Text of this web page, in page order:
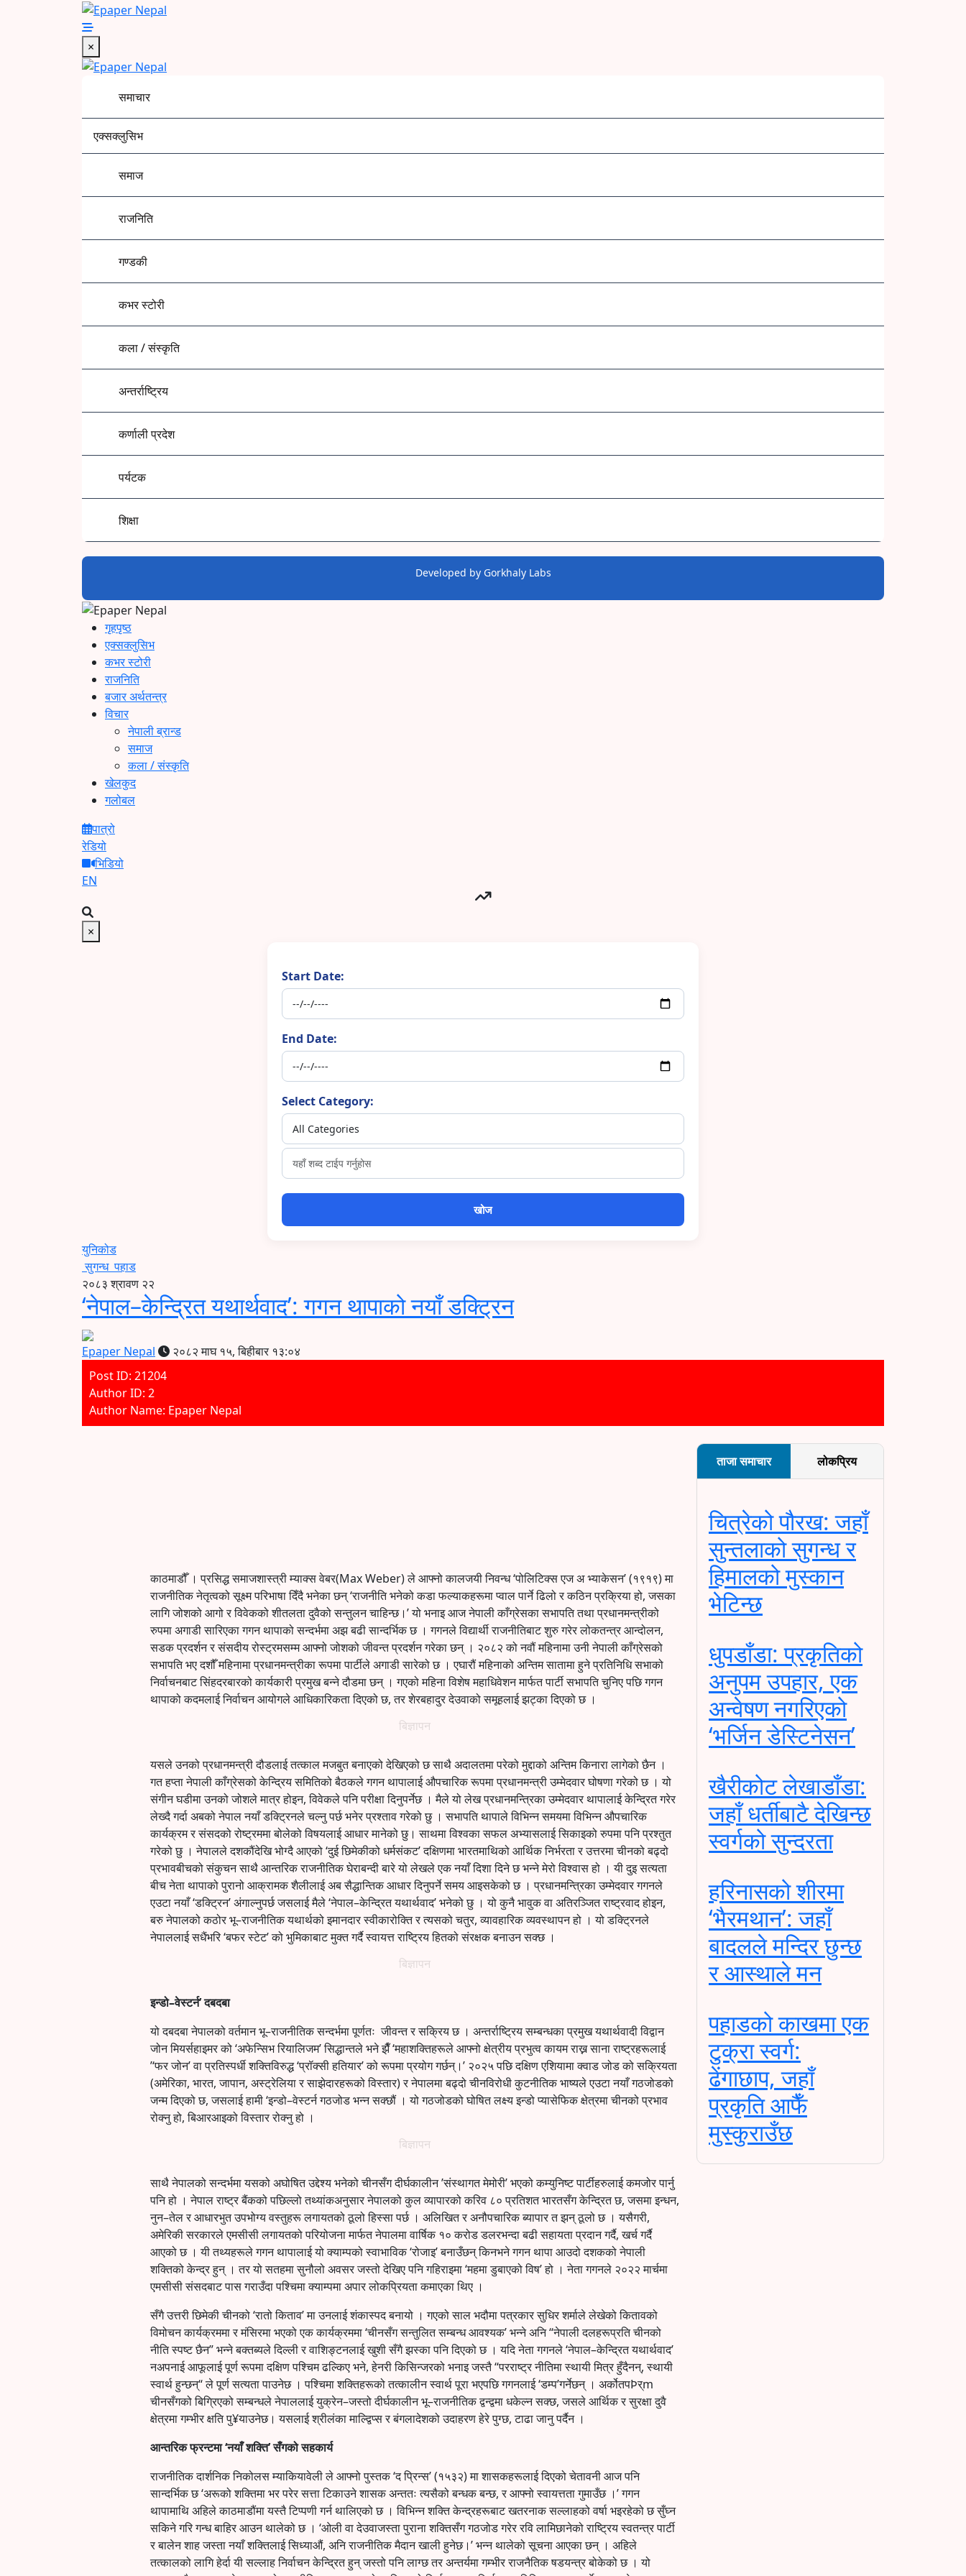
Epaper Nepal
×
समाचार
एक्सक्लुसिभ
समाज
राजनिति
गण्डकी
कभर स्टोरी
कला / संस्कृति
अन्तर्राष्ट्रिय
कर्णाली प्रदेश
पर्यटक
शिक्षा
Developed by Gorkhaly Labs
गृहपृष्ठ
एक्सक्लुसिभ
कभर स्टोरी
राजनिति
बजार अर्थतन्त्र
विचार
नेपाली ब्रान्ड
समाज
कला / संस्कृति
खेलकुद
गलोबल
पात्रो
रेडियो
भिडियो
EN
×
Start Date:
End Date:
Select Category:
युनिकोड
सुगन्ध पहाड
२०८३ श्रावण २२
‘नेपाल–केन्द्रित यथार्थवाद’: गगन थापाको नयाँ डक्ट्रिन
Epaper Nepal
२०८२ माघ १५, बिहीबार १३:०४
Post ID: 21204
Author ID: 2
Author Name: Epaper Nepal
काठमाडौँ । प्रसिद्ध समाजशास्त्री म्याक्स वेबर(Max Weber) ले आफ्नो कालजयी निवन्ध ‘पोलिटिक्स एज अ भ्याकेसन’ (१९१९) मा
राजनीतिक नेतृत्वको सूक्ष्म परिभाषा दिँदै भनेका छन् ‘राजनीति भनेको कडा फल्याकहरूमा प्वाल पार्ने ढिलो र कठिन प्रक्रिया हो, जसका
लागि जोशको आगो र विवेकको शीतलता दुवैको सन्तुलन चाहिन्छ।’ यो भनाइ आज नेपाली काँग्रेसका सभापति तथा प्रधानमन्त्रीको
रुपमा अगाडी सारिएका गगन थापाको सन्दर्भमा अझ बढी सान्दर्भिक छ । गगनले विद्यार्थी राजनीतिबाट शुरु गरेर लोकतन्त्र आन्दोलन,
सडक प्रदर्शन र संसदीय रोस्ट्रमसम्म आफ्नो जोशको जीवन्त प्रदर्शन गरेका छन् । २०८२ को नवौं महिनामा उनी नेपाली काँग्रेसको
सभापति भए दशौँ महिनामा प्रधानमन्त्रीका रूपमा पार्टीले अगाडी सारेको छ । एघारौं महिनाको अन्तिम सातामा हुने प्रतिनिधि सभाको
निर्वाचनबाट सिंहदरबारको कार्यकारी प्रमुख बन्ने दौडमा छन् । गएको महिना विशेष महाधिवेशन मार्फत पार्टी सभापति चुनिए पछि गगन
थापाको कदमलाई निर्वाचन आयोगले आधिकारिकता दिएको छ, तर शेरबहादुर देउवाको समूहलाई झट्का दिएको छ ।
बिज्ञापन
यसले उनको प्रधानमन्त्री दौडलाई तत्काल मजबुत बनाएको देखिएको छ साथै अदालतमा परेको मुद्दाको अन्तिम किनारा लागेको छैन ।
गत हप्ता नेपाली काँग्रेसको केन्द्रिय समितिको बैठकले गगन थापालाई औपचारिक रूपमा प्रधानमन्त्री उम्मेदवार घोषणा गरेको छ । यो
संगीन घडीमा उनको जोशले मात्र होइन, विवेकले पनि परीक्षा दिनुपर्नेछ । मैले यो लेख प्रधानमन्त्रिका उम्मेदवार थापालाई केन्द्रित गरेर
लेख्दै गर्दा अबको नेपाल नयाँ डक्ट्रिनले चल्नु पर्छ भनेर प्रश्ताव गरेको छु । सभापति थापाले विभिन्न समयमा विभिन्न औपचारिक
कार्यक्रम र संसदको रोष्ट्रममा बोलेको विषयलाई आधार मानेको छु। साथमा विश्वका सफल अभ्यासलाई सिकाइको रुपमा पनि प्रश्तुत
गरेको छु । नेपालले दशकौंदेखि भोग्दै आएको ‘दुई छिमेकीको धर्मसंकट’ दक्षिणमा भारतमाथिको आर्थिक निर्भरता र उत्तरमा चीनको बढ्दो
प्रभावबीचको संकुचन साथै आन्तरिक राजनीतिक घेराबन्दी बारे यो लेखले एक नयाँ दिशा दिने छ भन्ने मेरो विश्वास हो । यी दुइ सत्यता
बीच नेता थापाको पुरानो आक्रामक शैलीलाई अब सैद्धान्तिक आधार दिनुपर्ने समय आइसकेको छ । प्रधानमन्त्रिका उम्मेदवार गगनले
एउटा नयाँ ‘डक्ट्रिन’ अंगाल्नुपर्छ जसलाई मैले ‘नेपाल–केन्द्रित यथार्थवाद’ भनेको छु । यो कुनै भावुक वा अतिरञ्जित राष्ट्रवाद होइन,
बरु नेपालको कठोर भू–राजनीतिक यथार्थको इमानदार स्वीकारोक्ति र त्यसको चतुर, व्यावहारिक व्यवस्थापन हो । यो डक्ट्रिनले
नेपाललाई सधैंभरि ‘बफर स्टेट’ को भुमिकाबाट मुक्त गर्दै स्वायत्त राष्ट्रिय हितको संरक्षक बनाउन सक्छ ।
बिज्ञापन
इन्डो–वेस्टर्न’ दबदबा
यो दबदबा नेपालको वर्तमान भू–राजनीतिक सन्दर्भमा पूर्णतः जीवन्त र सक्रिय छ । अन्तर्राष्ट्रिय सम्बन्धका प्रमुख यथार्थवादी विद्वान
जोन मियर्सहाइमर को ‘अफेन्सिभ रियालिजम’ सिद्धान्तले भने झैँ ‘महाशक्तिहरूले आफ्नो क्षेत्रीय प्रभुत्व कायम राख्न साना राष्ट्रहरूलाई
’‘फर जोन’ वा प्रतिस्पर्धी शक्तिविरुद्ध ‘प्रॉक्सी हतियार’ को रूपमा प्रयोग गर्छन्।’ २०२५ पछि दक्षिण एशियामा क्वाड जोड को सक्रियता
(अमेरिका, भारत, जापान, अस्ट्रेलिया र साझेदारहरूको विस्तार) र नेपालमा बढ्दो चीनविरोधी कुटनीतिक भाष्यले एउटा नयाँ गठजोडको
जन्म दिएको छ, जसलाई हामी ‘इन्डो–वेस्टर्न गठजोड भन्न सक्छौं । यो गठजोडको घोषित लक्ष्य इन्डो प्यासेफिक क्षेत्रमा चीनको प्रभाव
रोक्नु हो, बिआरआइको विस्तार रोक्नु हो ।
बिज्ञापन
साथै नेपालको सन्दर्भमा यसको अघोषित उद्देश्य भनेको चीनसँग दीर्घकालीन ’संस्थागत मेमोरी’ भएको कम्युनिष्ट पार्टीहरुलाई कमजोर पार्नु
पनि हो । नेपाल राष्ट्र बैंकको पछिल्लो तथ्यांकअनुसार नेपालको कुल व्यापारको करिव ८० प्रतिशत भारतसँग केन्द्रित छ, जसमा इन्धन,
नुन–तेल र आधारभुत उपभोग्य वस्तुहरू लगायतको ठूलो हिस्सा पर्छ । अलिखित र अनौपचारिक ब्यापार त झन् ठूलो छ । यसैगरी,
अमेरिकी सरकारले एमसीसी लगायतको परियोजना मार्फत नेपालमा वार्षिक १० करोड डलरभन्दा बढी सहायता प्रदान गर्दै, खर्च गर्दै
आएको छ । यी तथ्यहरूले गगन थापालाई यो क्याम्पको स्वाभाविक ‘रोजाइ’ बनाउँछन् किनभने गगन थापा आउदो दशकको नेपाली
शक्तिको केन्द्र हुन् । तर यो सतहमा सुनौलो अवसर जस्तो देखिए पनि गहिराइमा ‘महमा डुबाएको विष’ हो । नेता गगनले २०२२ मार्चमा
एमसीसी संसदबाट पास गराउँदा पश्चिमा क्याम्पमा अपार लोकप्रियता कमाएका थिए ।
सँगै उत्तरी छिमेकी चीनको ‘रातो किताव’ मा उनलाई शंकास्पद बनायो । गएको साल भदौमा पत्रकार सुधिर शर्माले लेखेको कितावको
विमोचन कार्यक्रममा र मंसिरमा भएको एक कार्यक्रममा ‘चीनसँग सन्तुलित सम्बन्ध आवश्यक’ भन्ने अनि “नेपाली दलहरूप्रति चीनको
नीति स्पष्ट छैन” भन्ने बक्तब्यले दिल्ली र वाशिङ्टनलाई खुशी सँगै झस्का पनि दिएको छ । यदि नेता गगनले ‘नेपाल–केन्द्रित यथार्थवाद’
नअपनाई आफूलाई पूर्ण रूपमा दक्षिण पश्चिम ढल्किए भने, हेनरी किसिन्जरको भनाइ जस्तै “परराष्ट्र नीतिमा स्थायी मित्र हुँदैनन्, स्थायी
स्वार्थ हुन्छन्“ ले पूर्ण सत्यता पाउनेछ । पश्चिमा शक्तिहरूको तत्कालीन स्वार्थ पूरा भएपछि गगनलाई ‘डम्प’गर्नेछन् । अर्कोतपÞर्m
चीनसँगको बिग्रिएको सम्बन्धले नेपाललाई युक्रेन–जस्तो दीर्घकालीन भू–राजनीतिक द्वन्द्वमा धकेल्न सक्छ, जसले आर्थिक र सुरक्षा दुवै
क्षेत्रमा गम्भीर क्षति पु¥याउनेछ। यसलाई श्रीलंका माल्द्विप्स र बंगलादेशको उदाहरण हेरे पुग्छ, टाढा जानु पर्दैन ।
आन्तरिक फ्रन्टमा ‘नयाँ शक्ति’ सँगको सहकार्य
राजनीतिक दार्शनिक निकोलस म्याकियावेली ले आफ्नो पुस्तक ‘द प्रिन्स’ (१५३२) मा शासकहरूलाई दिएको चेतावनी आज पनि
सान्दर्भिक छ ‘अरूको शक्तिमा भर परेर सत्ता टिकाउने शासक अन्ततः त्यसैको बन्धक बन्छ, र आफ्नो स्वायत्तता गुमाउँछ ।’ गगन
थापामाथि अहिले काठमाडौंमा यस्तै टिप्पणी गर्न थालिएको छ । विभिन्न शक्ति केन्द्रहरूबाट खतरनाक सल्लाहको वर्षा भइरहेको छ सुँघ्न
सकिने गरि गन्ध बाहिर आउन थालेको छ । ‘ओली वा देउवाजस्ता पुराना शक्तिसँग गठजोड गरेर रवि लामिछानेको राष्ट्रिय स्वतन्त्र पार्टी
र बालेन शाह जस्ता नयाँ शक्तिलाई सिध्याऔं, अनि राजनीतिक मैदान खाली हुनेछ।’ भन्न थालेको सूचना आएका छन् । अहिले
तत्कालको लागि हेर्दा यी सल्लाह निर्वाचन केन्द्रित हुन् जस्तो पनि लाग्छ तर अन्तर्यमा गम्भीर राजनैतिक षडयन्त्र बोकेको छ । यो
ताजा समाचार लोकप्रिय
चित्रेको पौरख: जहाँ
सुन्तलाको सुगन्ध र
हिमालको मुस्कान
भेटिन्छ
धुपडाँडा: प्रकृतिको
अनुपम उपहार, एक
अन्वेषण नगरिएको
‘भर्जिन डेस्टिनेसन’
खैरीकोट लेखाडाँडा:
जहाँ धर्तीबाटै देखिन्छ
स्वर्गको सुन्दरता
हरिनासको शीरमा
‘भैरमथान’: जहाँ
बादलले मन्दिर छुन्छ
र आस्थाले मन
पहाडको काखमा एक
टुक्रा स्वर्ग:
ढेंगाछाप, जहाँ
प्रकृति आफैँ
मुस्कुराउँछ